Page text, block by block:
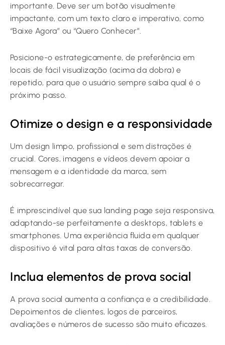
importante. Deve ser um botão visualmente
impactante, com um texto claro e imperativo, como
“Baixe Agora” ou “Quero Conhecer”.
Posicione-o estrategicamente, de preferência em
locais de fácil visualização (acima da dobra) e
repetido, para que o usuário sempre saiba qual é o
próximo passo.
Otimize o design e a responsividade
Um design limpo, profissional e sem distrações é
crucial. Cores, imagens e vídeos devem apoiar a
mensagem e a identidade da marca, sem
sobrecarregar.
É imprescindível que sua landing page seja responsiva,
adaptando-se perfeitamente a desktops, tablets e
smartphones. Uma experiência fluida em qualquer
dispositivo é vital para altas taxas de conversão.
Inclua elementos de prova social
A prova social aumenta a confiança e a credibilidade.
Depoimentos de clientes, logos de parceiros,
avaliações e números de sucesso são muito eficazes.